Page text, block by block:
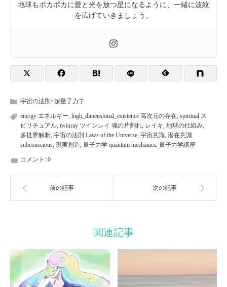
地球もポカポカに愛と光を放つ星になるように、一緒に波紋
を広げていきましょう。
宇宙の法則×超量子力学
energy エネルギー high_dimensional_existence 高次元の存在 spiritual ス
ピリチュアル twinray ツインレイ 魂の片割れ レイキ 地球の仕組み
多世界解釈 宇宙の法則 Laws of the Universe 宇宙意識 潜在意識
subconscious 現実創造 量子力学 quantum mechanics 量子力学講座
コメント: 0
前の記事 次の記事
関連記事